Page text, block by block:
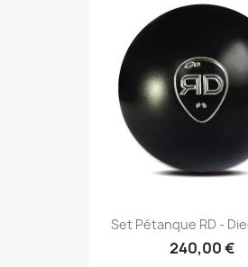
Set Pétanque RD -
240,00 €